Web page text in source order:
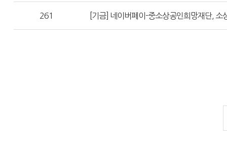
261 [기금] 네이버페이-중소상공인희망재단, 소